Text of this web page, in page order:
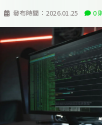
發布時間： 2026.01.25 0